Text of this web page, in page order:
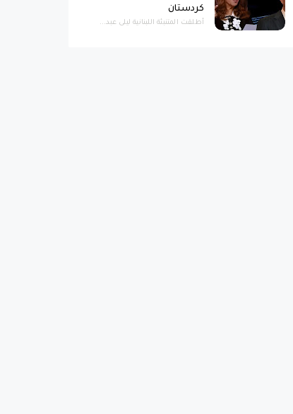
كردستان
أطلقت المتنبئة اللبنانية ليلى عبد...